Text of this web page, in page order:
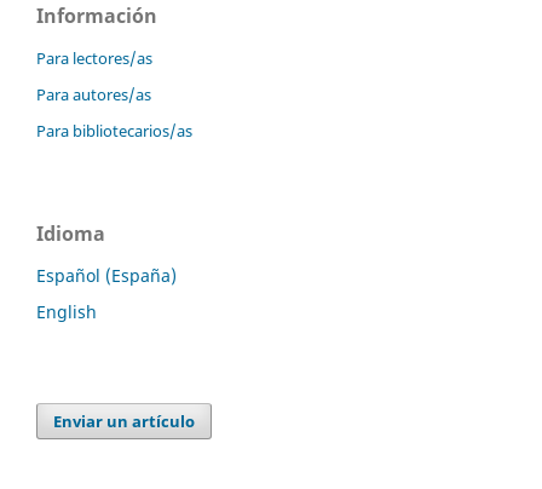
Información
Para lectores/as
Para autores/as
Para bibliotecarios/as
Idioma
Español (España)
English
Enviar un artículo